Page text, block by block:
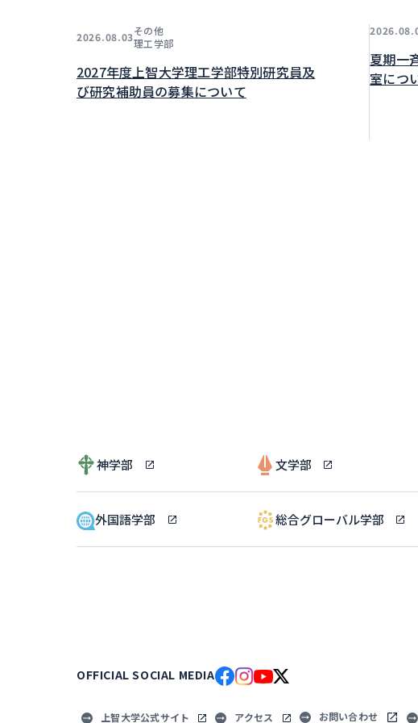
2026.08.03その他
理工学部
2027年度上智大学理工学部特別研究員及
び研究補助員の募集について
夏期一
室につ
神学部 文学部
外国語学部 総合グローバル学部
OFFICIAL SOCIAL MEDIA
上智大学公式サイト アクセス お問い合わせ